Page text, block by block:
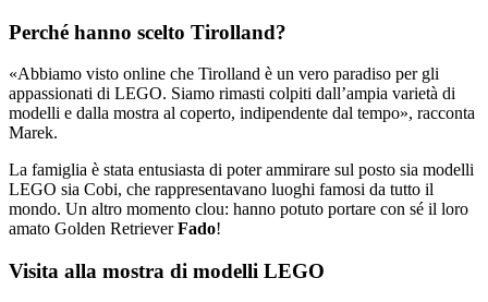
Perché hanno scelto Tirolland?
«Abbiamo visto online che Tirolland è un vero paradiso per gli
appassionati di LEGO. Siamo rimasti colpiti dall’ampia varietà di
modelli e dalla mostra al coperto, indipendente dal tempo», racconta
Marek.
La famiglia è stata entusiasta di poter ammirare sul posto sia modelli
LEGO sia Cobi, che rappresentavano luoghi famosi da tutto il
mondo. Un altro momento clou: hanno potuto portare con sé il loro
amato Golden RetrieverFado!
Visita alla mostra di modelli LEGO